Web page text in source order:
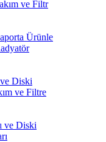
ve Filtr
Ürünle
Diski
ve Filtre
ve Diski